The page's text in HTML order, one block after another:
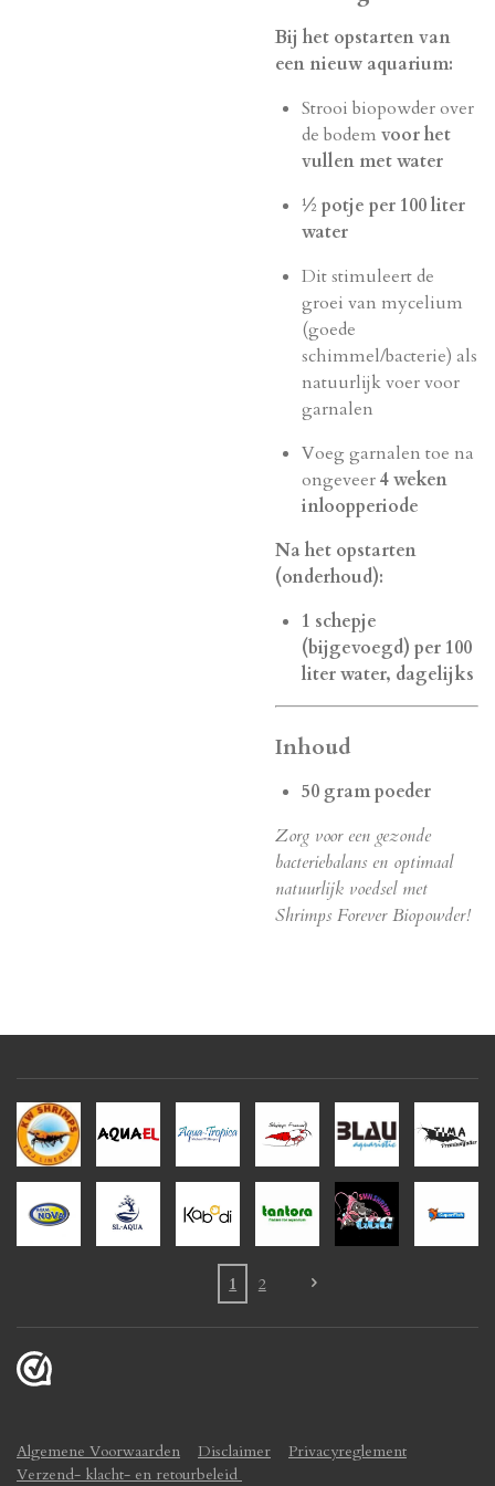
Bij het opstarten van
een nieuw aquarium:
Strooi biopowder over
de bodem voor het
vullen met water
½ potje per 100 liter
water
Dit stimuleert de
groei van mycelium
(goede
schimmel/bacterie) als
natuurlijk voer voor
garnalen
Voeg garnalen toe na
ongeveer4 weken
inloopperiode
Na het opstarten
(onderhoud):
1 schepje
(bijgevoegd) per 100
liter water, dagelijks
Inhoud
50 gram poeder
Zorg voor een gezonde
bacteriebalans en optimaal
natuurlijk voedsel met
Shrimps Forever Biopowder!
1 2
Algemene Voorwaarden Disclaimer
Privacyreglement
Verzend- klacht- en retourbeleid